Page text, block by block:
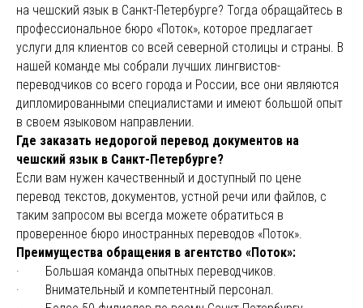
на чешский язык в Санкт-Петербурге? Тогда обращайтесь в
профессиональное бюро «Поток», которое предлагает
услуги для клиентов со всей северной столицы и страны. В
нашей команде мы собрали лучших лингвистов-
переводчиков со всего города и России, все они являются
дипломированными специалистами и имеют большой опыт
в своем языковом направлении.
Где заказать недорогой перевод документов на
чешский язык в Санкт-Петербурге?
Если вам нужен качественный и доступный по цене
перевод текстов, документов, устной речи или файлов, с
таким запросом вы всегда можете обратиться в
проверенное бюро иностранных переводов «Поток».
Преимущества обращения в агентство «Поток»:
· Большая команда опытных переводчиков.
· Внимательный и компетентный персонал.